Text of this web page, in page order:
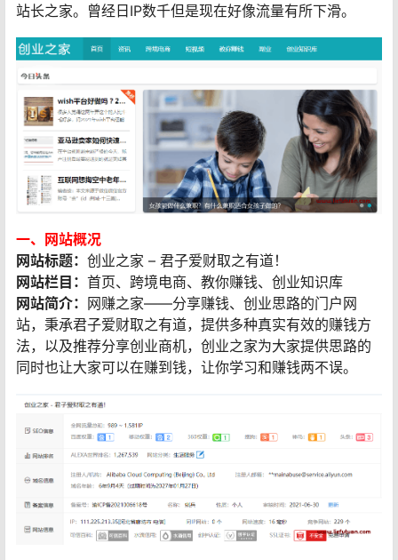
站长之家。曾经日IP数千但是现在好像流量有所下滑。
一、网站概况
网站标题： 创业之家 – 君子爱财取之有道！
网站栏目： 首页、跨境电商、教你赚钱、创业知识库
网站简介： 网赚之家——分享赚钱、创业思路的门户网
站，秉承君子爱财取之有道，提供多种真实有效的赚钱方
法，以及推荐分享创业商机，创业之家为大家提供思路的
同时也让大家可以在赚到钱，让你学习和赚钱两不误。